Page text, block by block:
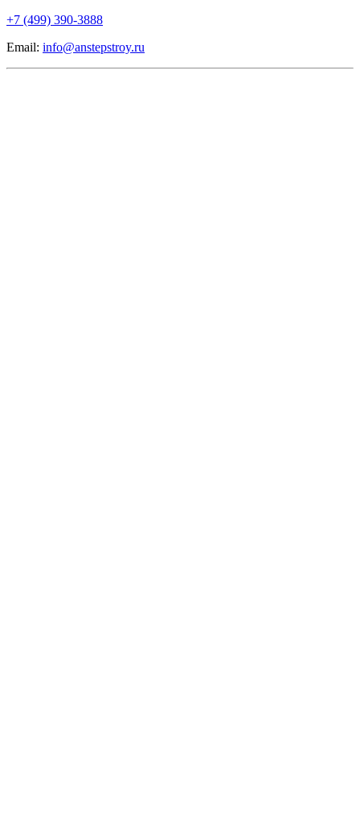
+7 (499) 390-3888
Email: info@anstepstroy.ru